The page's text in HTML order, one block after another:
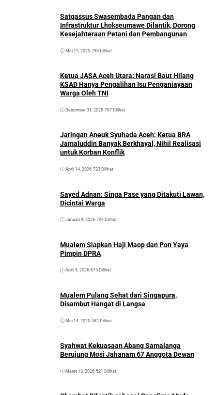
Satgassus Swasembada Pangan dan
Infrastruktur Lhokseumawe Dilantik, Dorong
Kesejahteraan Petani dan Pembangunan
Mei 15, 2025•793 Dilihat
Ketua JASA Aceh Utara: Narasi Baut Hilang
KSAD Hanya Pengalihan Isu Penganiayaan
Warga Oleh TNI
Desember 31, 2025•787 Dilihat
Jaringan Aneuk Syuhada Aceh: Ketua BRA
Jamaluddin Banyak Berkhayal, Nihil Realisasi
untuk Korban Konflik
April 14, 2026•723 Dilihat
Sayed Adnan: Singa Pase yang Ditakuti Lawan,
Dicintai Warga
Januari 9, 2026•704 Dilihat
Mualem Siapkan Haji Maop dan Pon Yaya
Pimpin DPRA
April 9, 2026•675 Dilihat
Mualem Pulang Sehat dari Singapura,
Disambut Hangat di Langsa
Mei 14, 2025•582 Dilihat
Syahwat Kekuasaan Abang Samalanga
Berujung Mosi Jahanam 67 Anggota Dewan
Maret 18, 2026•521 Dilihat